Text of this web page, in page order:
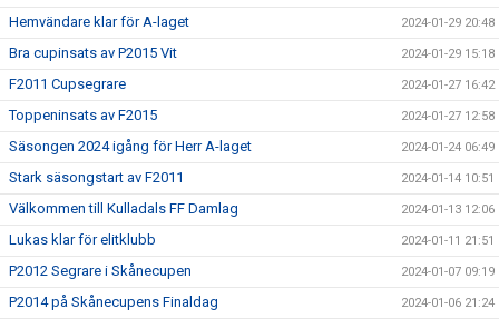
Hemvändare klar för A-laget 2024-01-29 20:48
Bra cupinsats av P2015 Vit 2024-01-29 15:18
F2011 Cupsegrare 2024-01-27 16:42
Toppeninsats av F2015 2024-01-27 12:58
Säsongen 2024 igång för Herr A-laget 2024-01-24 06:49
Stark säsongstart av F2011 2024-01-14 10:51
Välkommen till Kulladals FF Damlag 2024-01-13 12:06
Lukas klar för elitklubb 2024-01-11 21:51
P2012 Segrare i Skånecupen 2024-01-07 09:19
P2014 på Skånecupens Finaldag 2024-01-06 21:24